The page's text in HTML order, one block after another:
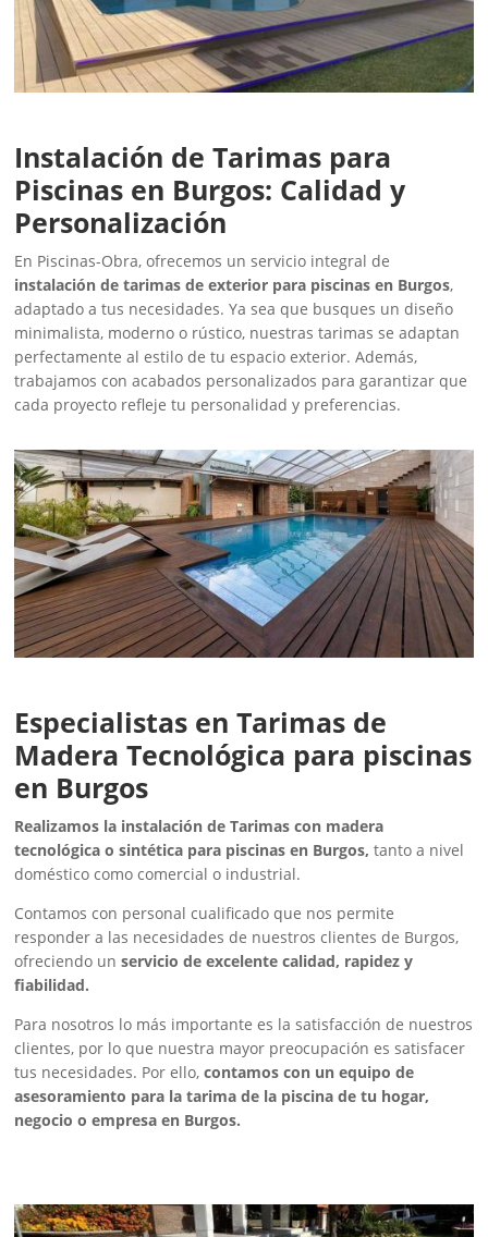
Instalación de Tarimas para
Piscinas en Burgos: Calidad y
Personalización
En Piscinas-Obra, ofrecemos un servicio integral de
instalación de tarimas de exterior para piscinas en Burgos,
adaptado a tus necesidades. Ya sea que busques un diseño
minimalista, moderno o rústico, nuestras tarimas se adaptan
perfectamente al estilo de tu espacio exterior. Además,
trabajamos con acabados personalizados para garantizar que
cada proyecto refleje tu personalidad y preferencias.
Especialistas en Tarimas de
Madera Tecnológica para piscinas
en Burgos
Realizamos la instalación de Tarimas con madera
tecnológica o sintética para piscinas en Burgos, tanto a nivel
doméstico como comercial o industrial.
Contamos con personal cualificado que nos permite
responder a las necesidades de nuestros clientes de Burgos,
ofreciendo unservicio de excelente calidad, rapidez y
fiabilidad.
Para nosotros lo más importante es la satisfacción de nuestros
clientes, por lo que nuestra mayor preocupación es satisfacer
tus necesidades. Por ello,contamos con un equipo de
asesoramiento para la tarima de la piscina de tu hogar,
negocio o empresa en Burgos.